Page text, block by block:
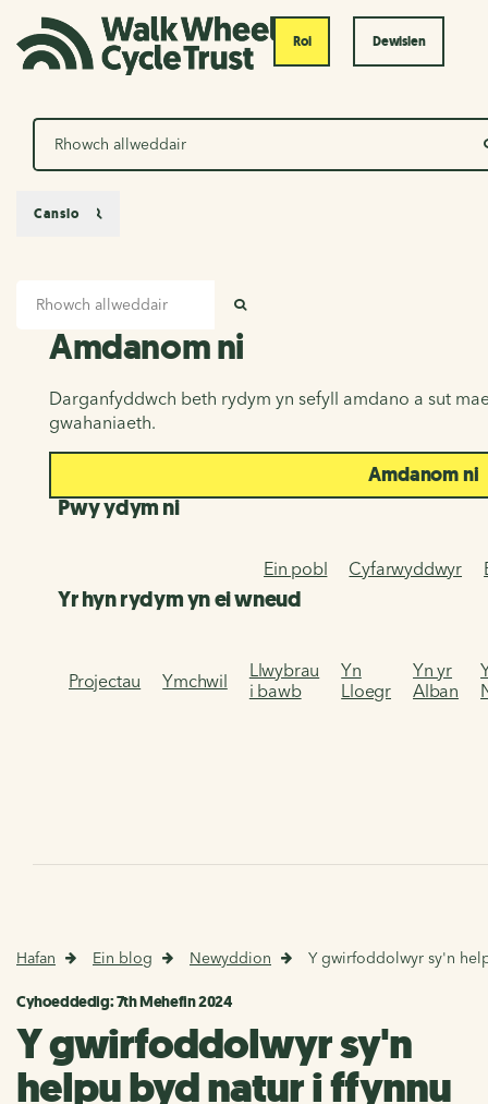
Roi Dewislen
Chwilio
Amdanom ni
Amdanom ni
Darganfyddwch beth rydym yn sefyll amdano a sut
gwahaniaeth.
Amdanom ni
Pwy ydym ni
Ein pobl Cyfarwyddwyr
Yr hyn rydym yn ei wneud
Projectau Ymchwil
Llwybrau
i bawb
Yn
Lloegr
Yn yr
Alban
Canslo
Hafan Ein blog Newyddion Y gwirfoddolwyr sy'n
Cyhoeddedig: 7th Mehefin 2024
Y gwirfoddolwyr sy'n
helpu byd natur i ffynnu